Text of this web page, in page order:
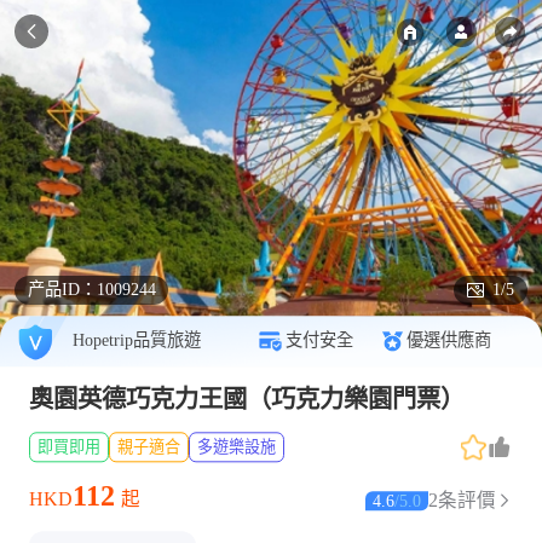
产品ID： 1009244 1/5
Hopetrip品質旅遊 支付安全 優選供應商
奧園英德巧克力王國（巧克力樂園門票）
即買即用 親子適合 多遊樂設施
HKD112 起 4.6/5.0 2条評價